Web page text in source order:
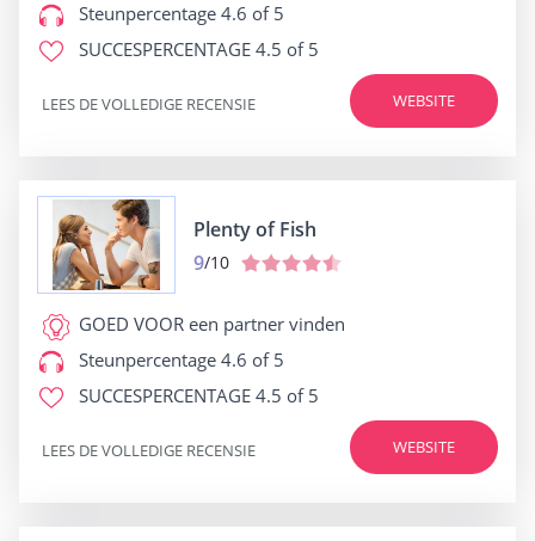
Steunpercentage 4.6 of 5
SUCCESPERCENTAGE 4.5 of 5
WEBSITE
LEES DE VOLLEDIGE RECENSIE
Plenty of Fish
9/10
GOED VOOR een partner vinden
Steunpercentage 4.6 of 5
SUCCESPERCENTAGE 4.5 of 5
WEBSITE
LEES DE VOLLEDIGE RECENSIE